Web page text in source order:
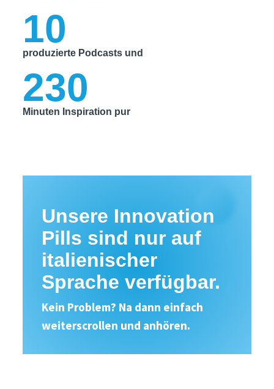
10
produzierte Podcasts und
230
Minuten Inspiration pur
Unsere Innovation
Pills sind nur auf
italienischer
Sprache verfügbar.
Kein Problem? Na dann einfach
weiterscrollen und anhören.